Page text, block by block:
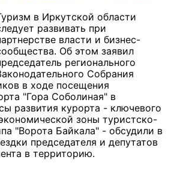
в Иркутской области
развивать при
власти и бизнес-
Об этом заявил
регионального
Собрания
в ходе посещения
"Гора Соболиная" в
развития курорта - ключевого
зоны туристско-
"Ворота Байкала" - обсудили в
председателя и депутатов
в территорию.